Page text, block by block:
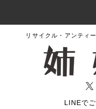
リサイクル・アンティ
LINEで